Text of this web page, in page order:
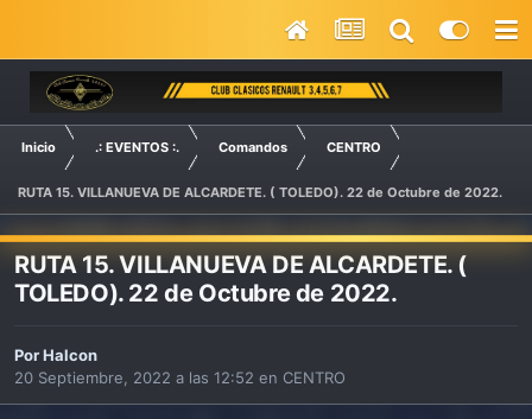
Inicio .: EVENTOS :. Comandos CENTRO
RUTA 15. VILLANUEVA DE ALCARDETE. ( TOLEDO). 22 de Octubre de 2022.
RUTA 15. VILLANUEVA DE ALCARDETE. (
TOLEDO). 22 de Octubre de 2022.
PorHalcon
20 Septiembre, 2022 a las 12:52 en CENTRO